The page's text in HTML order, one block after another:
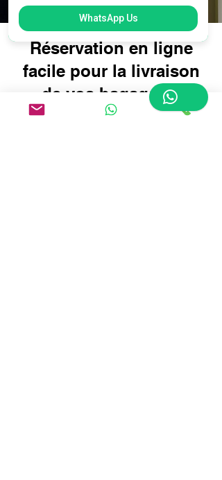
Réservation en ligne
facile pour la livraison
de vos bagages à
l'aéroport de Heathrow,
WhatsApp Us